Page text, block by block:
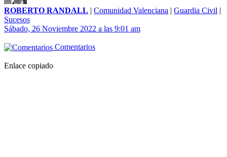
ROBERTO RANDALL | Comunidad Valenciana | Guardia Civil |
Sucesos
Sábado, 26 Noviembre 2022 a las 9:01 am
Comentarios
Enlace copiado